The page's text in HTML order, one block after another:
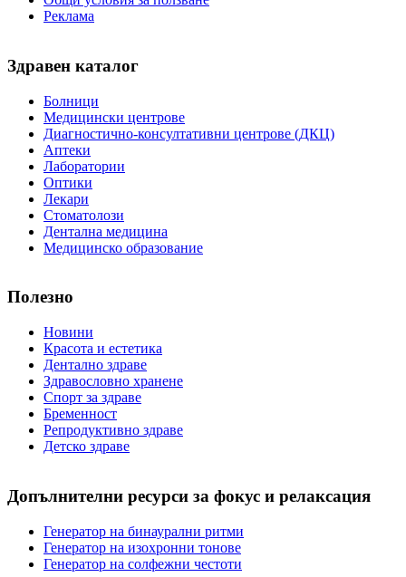
Реклама
Здравен каталог
Болници
Медицински центрове
Диагностично-консултативни центрове (ДКЦ)
Аптеки
Лаборатории
Оптики
Лекари
Стоматолози
Дентална медицина
Медицинско образование
Полезно
Новини
Красота и естетика
Дентално здраве
Здравословно хранене
Спорт за здраве
Бременност
Репродуктивно здраве
Детско здраве
Допълнителни ресурси за фокус и релаксация
Генератор на бинаурални ритми
Генератор на изохронни тонове
Генератор на солфежни честоти